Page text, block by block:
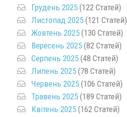
Грудень 2025 (122 Статей)
Листопад 2025 (121 Статей)
Жовтень 2025 (130 Статей)
Вересень 2025 (82 Статей)
Серпень 2025 (48 Статей)
Липень 2025 (78 Статей)
Червень 2025 (106 Статей)
Травень 2025 (189 Статей)
Квітень 2025 (162 Статей)